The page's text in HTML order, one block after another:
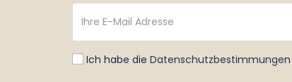
Ich habe die Datenschutzbestimmungen